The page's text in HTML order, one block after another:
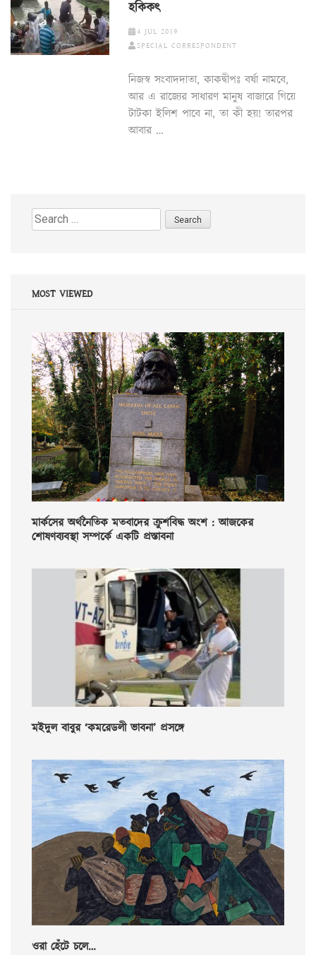
হকিকৎ
4 JUL 2019
SPECIAL CORRESPONDENT
নিজস্ব সংবাদদাতা, কাকদ্বীপঃ বর্ষা নামবে,
আর এ রাজ্যের সাধারণ মানুষ বাজারে গিয়ে
টাটকা ইলিশ পাবে না, তা কী হয়! তারপর
আবার …
Search
for:
MOST VIEWED
মার্কসের অর্থনৈতিক মতবাদের ক্রুশবিদ্ধ অংশ : আজকের
শোষণব্যবস্থা সম্পর্কে একটি প্রস্তাবনা
মইদুল বাবুর ‘কমরেডলী ভাবনা’ প্রসঙ্গে
ওরা হেঁটে চলে…